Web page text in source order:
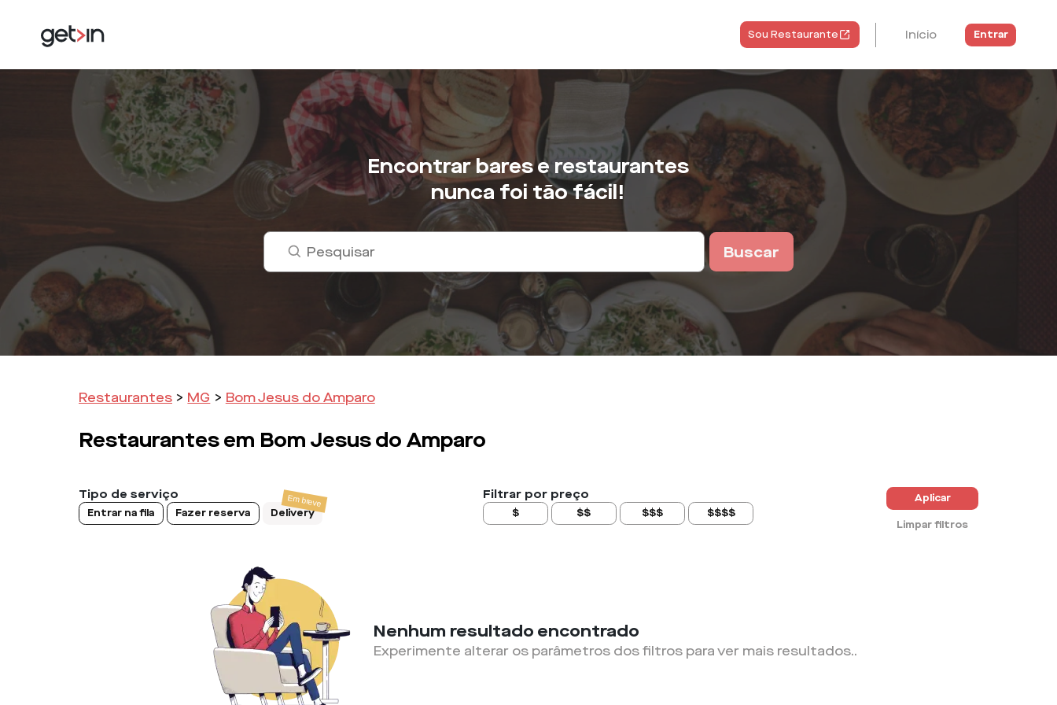
Sou Restaurante Início Entrar
Encontrar bares e restaurantes
nunca foi tão fácil!
Buscar
Restaurantes > MG > Bom Jesus do Amparo
Restaurantes em Bom Jesus do Amparo
Tipo de serviço
Entrar na fila Fazer reserva Delivery
Filtrar por preço
$ $$ $$$ $$$$
Aplicar
Limpar filtros
Nenhum resultado encontrado
Experimente alterar os parâmetros dos filtros para ver mais resultados..